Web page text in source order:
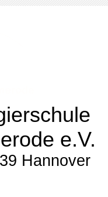
e.V.
Hannover